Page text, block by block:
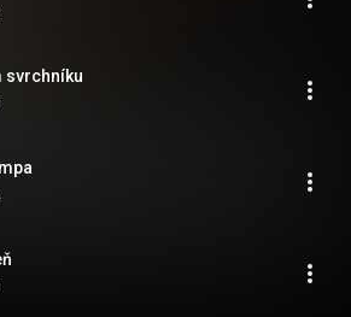
svrchníku